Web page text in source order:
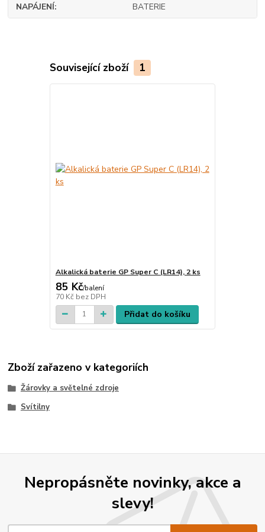
NAPÁJENÍ BATERIE
Související zboží 1
Alkalická baterie GP Super C (LR14), 2 ks
85 Kč/balení
70 Kč bez DPH
Přidat do košíku
Zboží zařazeno v kategoriích
Žárovky a světelné zdroje
Svítilny
Nepropásněte novinky, akce a
slevy!